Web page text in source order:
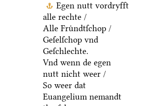
Egen nutt vordryfft
alle rechte /
Alle Fruͤndtſchop /
Geſelſchop vnd
Geſchlechte.
Vnd wenn de egen
nutt nicht weer /
So weer dat
Euangelium nemandt